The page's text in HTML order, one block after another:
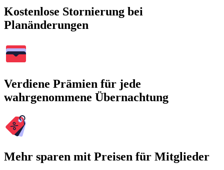
Kostenlose Stornierung bei
Planänderungen
Verdiene Prämien für jede
wahrgenommene Übernachtung
Mehr sparen mit Preisen für Mitglieder